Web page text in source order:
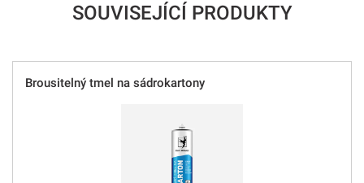
SOUVISEJÍCÍ PRODUKTY
Brousitelný tmel na sádrokartony